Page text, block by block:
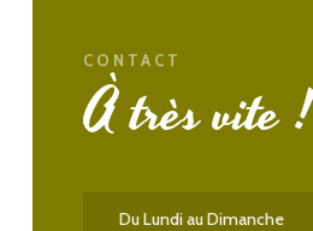
CONTACT
À très vite !
Du Lundi au Dimanche